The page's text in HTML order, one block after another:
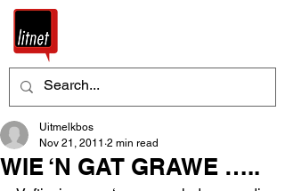
WIE ‘N GAT GRAWE …..
Uitmelkbos
Nov 21, 2011 2 min read